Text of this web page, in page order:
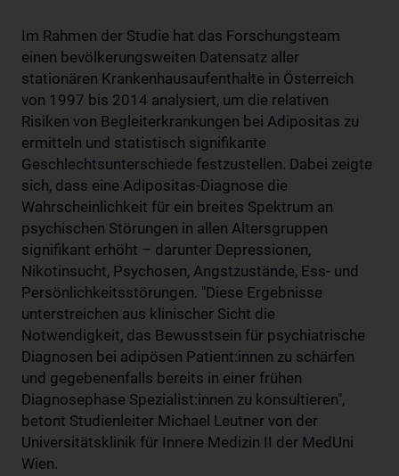
Im Rahmen der Studie hat das Forschungsteam
einen bevölkerungsweiten Datensatz aller
stationären Krankenhausaufenthalte in Österreich
von 1997 bis 2014 analysiert, um die relativen
Risiken von Begleiterkrankungen bei Adipositas zu
ermitteln und statistisch signifikante
Geschlechtsunterschiede festzustellen. Dabei zeigte
sich, dass eine Adipositas-Diagnose die
Wahrscheinlichkeit für ein breites Spektrum an
psychischen Störungen in allen Altersgruppen
signifikant erhöht – darunter Depressionen,
Nikotinsucht, Psychosen, Angstzustände, Ess- und
Persönlichkeitsstörungen. "Diese Ergebnisse
unterstreichen aus klinischer Sicht die
Notwendigkeit, das Bewusstsein für psychiatrische
Diagnosen bei adipösen Patient:innen zu schärfen
und gegebenenfalls bereits in einer frühen
Diagnosephase Spezialist:innen zu konsultieren",
betont Studienleiter Michael Leutner von der
Universitätsklinik für Innere Medizin II der MedUni
Wien.